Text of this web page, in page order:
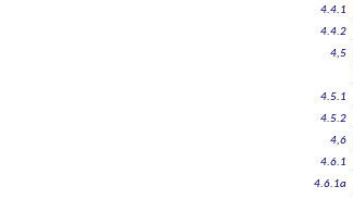
4.4.1
4.4.2
4,5
4.5.1
4.5.2
4,6
4.6.1
4.6.1a